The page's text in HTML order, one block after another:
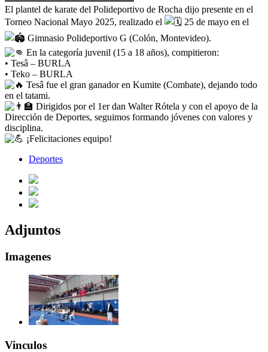
El plantel de karate del Polideportivo de Rocha dijo presente en el
Torneo Nacional Mayo 2025, realizado el
25 de mayo en el
Gimnasio Polideportivo G (Colón, Montevideo).
En la categoría juvenil (15 a 18 años), compitieron:
• Tesâ – BURLA
• Teko – BURLA
Tesâ fue el gran ganador en Kumite (Combate), dejando todo
en el tatami.
Dirigidos por el 1er dan Walter Rótela y con el apoyo de la
Dirección de Deportes, seguimos formando jóvenes con valores y
disciplina.
¡Felicitaciones equipo!
Deportes
Adjuntos
Imagenes
Vinculos